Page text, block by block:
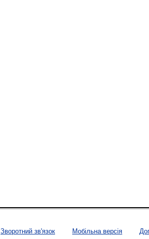
Зворотний зв'язок Мобільна версія